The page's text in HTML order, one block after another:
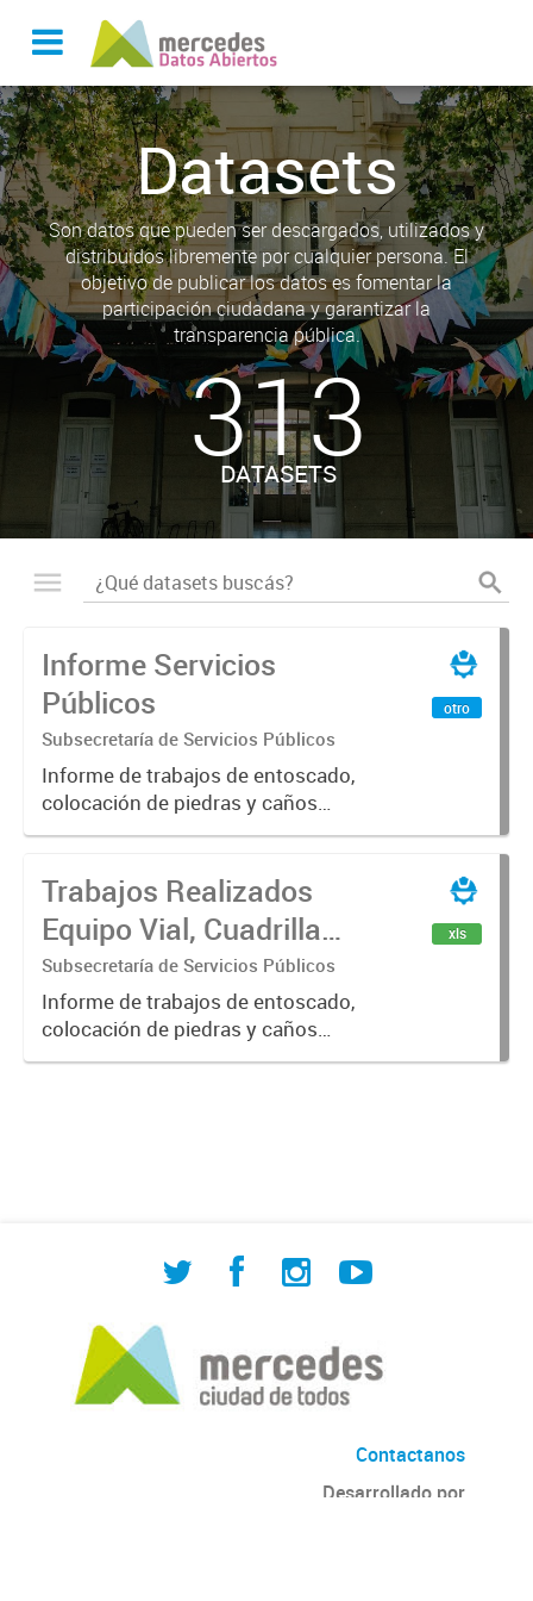
Datasets
Son datos que pueden ser descargados, utilizados y
distribuidos libremente por cualquier persona. El
objetivo de publicar los datos es fomentar la
participación ciudadana y garantizar la
transparencia pública.
313
DATASETS
Informe Servicios
Públicos
Subsecretaría de Servicios Públicos
Informe de trabajos de entoscado,
colocación de piedras y caños
(zanjeo - cruce de calles) Informe
construcción, colocación de tapa
registro, reparación...
otro
Trabajos Realizados
Equipo Vial, Cuadrilla
Bacheo, Servicio
Eléctrico - Noviembre
2021
Subsecretaría de Servicios Públicos
Informe de trabajos de entoscado,
colocación de piedras y caños
(zanjeo - cruce de calles) Informe
xls
Contactanos
Desarrollado por